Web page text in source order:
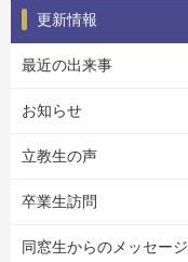
更新情報
最近の出来事
お知らせ
立教生の声
卒業生訪問
同窓生からのメッセージ